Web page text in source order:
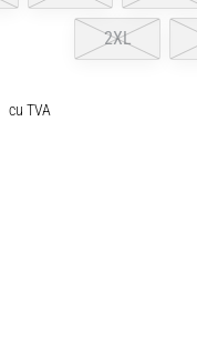
2XL
cu TVA